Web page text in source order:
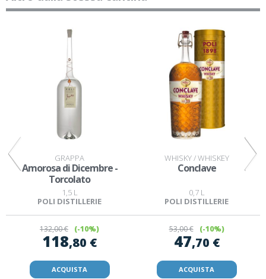
GRAPPA
Amorosa di Dicembre -
Torcolato
1,5 L
POLI DISTILLERIE
132,00 € (-10%)
118,80 €
ACQUISTA
WHISKY / WHISKEY
Conclave
0,7 L
POLI DISTILLERIE
53,00 € (-10%)
47,70 €
ACQUISTA